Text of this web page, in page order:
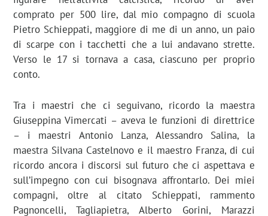
comprato per 500 lire, dal mio compagno di scuola
Pietro Schieppati, maggiore di me di un anno, un paio
di scarpe con i tacchetti che a lui andavano strette.
Verso le 17 si tornava a casa, ciascuno per proprio
conto.
Tra i maestri che ci seguivano, ricordo la maestra
Giuseppina Vimercati – aveva le funzioni di direttrice
– i maestri Antonio Lanza, Alessandro Salina, la
maestra Silvana Castelnovo e il maestro Franza, di cui
ricordo ancora i discorsi sul futuro che ci aspettava e
sull’impegno con cui bisognava affrontarlo. Dei miei
compagni, oltre al citato Schieppati, rammento
Pagnoncelli, Tagliapietra, Alberto Gorini, Marazzi